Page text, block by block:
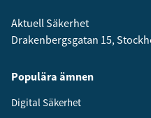
Aktuell Säkerhet
Drakenbergsgatan 15,
Populära ämnen
Digital Säkerhet